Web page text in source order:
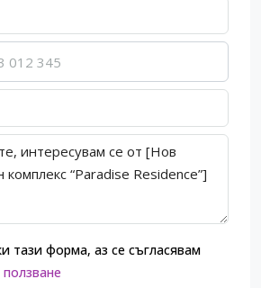
тази форма, аз се съгласявам